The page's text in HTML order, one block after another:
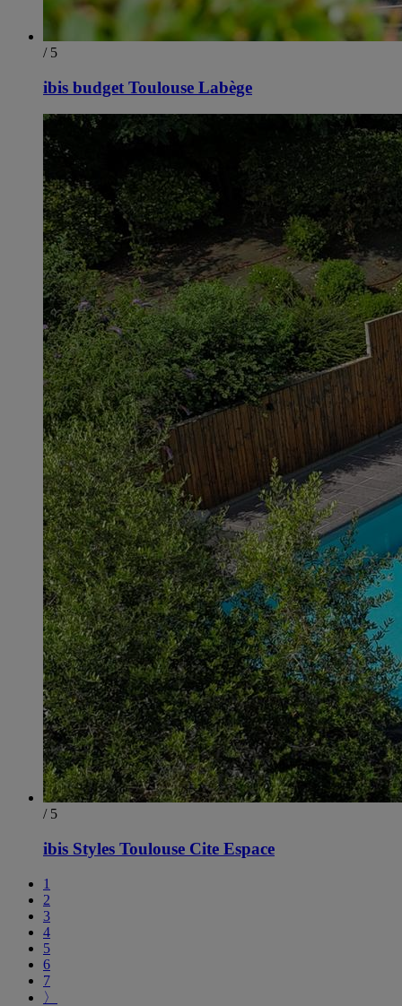
/ 5
ibis budget Toulouse Labège
/ 5
ibis Styles Toulouse Cite Espace
1
2
3
4
5
6
7
〉